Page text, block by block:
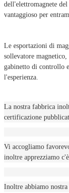
dell'elettromagnete
vantaggioso per
Le esportazioni di
sollevatore
gabinetto di controllo
l'esperienza.
La nostra fabbrica
certificazione
Vi accogliamo
inoltre apprezziamo
Inoltre abbiamo